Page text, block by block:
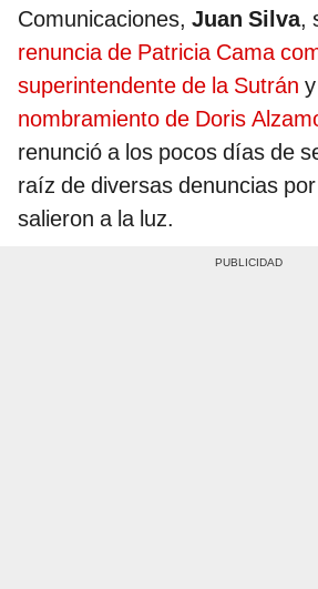
Comunicaciones, Juan Silva,
renuncia de Patricia Cama
superintendente de la Sutrán
nombramiento de Doris
renunció a los pocos días de
raíz de diversas denuncias
salieron a la luz.